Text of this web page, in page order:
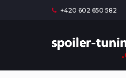
+420 602 650 582